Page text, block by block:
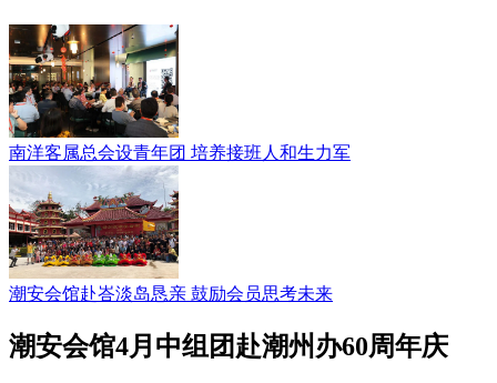
南洋客属总会设青年团 培养接班人和生力军
潮安会馆赴峇淡岛恳亲 鼓励会员思考未来
潮安会馆4月中组团赴潮州办60周年庆